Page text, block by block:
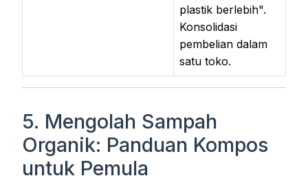
plastik berlebih".
Konsolidasi
pembelian dalam
satu toko.
5. Mengolah Sampah
Organik: Panduan Kompos
untuk Pemula